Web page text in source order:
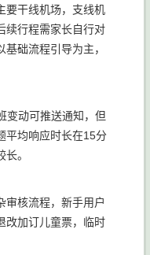
要干线机场，支线机
续行程需家长自行对
础流程引导为主，
变动可推送通知，但
平均响应时长在15分
。
审核流程，新手用户
改加订儿童票，临时